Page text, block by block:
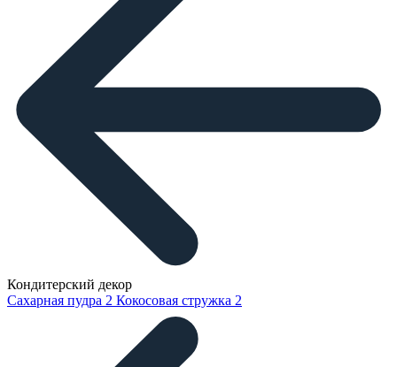
Кондитерский декор
Сахарная пудра 2 Кокосовая стружка 2